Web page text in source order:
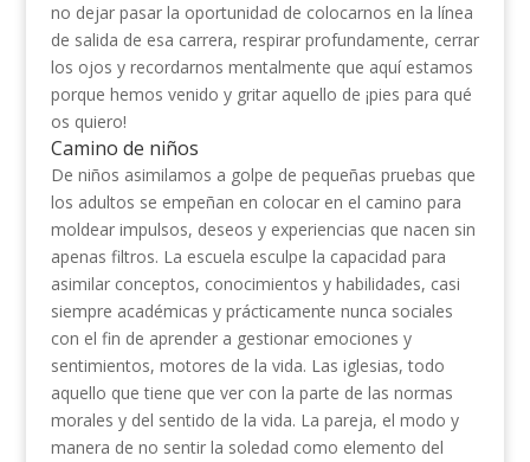
no dejar pasar la oportunidad de colocarnos en la línea
de salida de esa carrera, respirar profundamente, cerrar
los ojos y recordarnos mentalmente que aquí estamos
porque hemos venido y gritar aquello de ¡pies para qué
os quiero!
Camino de niños
De niños asimilamos a golpe de pequeñas pruebas que
los adultos se empeñan en colocar en el camino para
moldear impulsos, deseos y experiencias que nacen sin
apenas filtros. La escuela esculpe la capacidad para
asimilar conceptos, conocimientos y habilidades, casi
siempre académicas y prácticamente nunca sociales
con el fin de aprender a gestionar emociones y
sentimientos, motores de la vida. Las iglesias, todo
aquello que tiene que ver con la parte de las normas
morales y del sentido de la vida. La pareja, el modo y
manera de no sentir la soledad como elemento del